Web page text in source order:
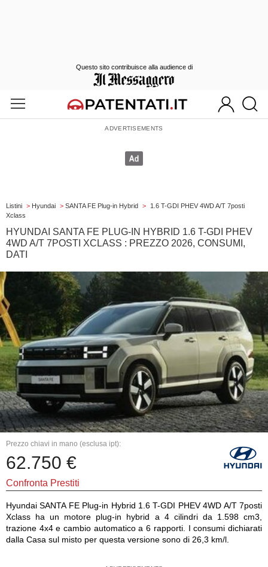
Listini > Hyundai > SANTA FE Plug-in Hybrid >
1.6 T-GDI PHEV 4WD A/T 7posti
Xclass
HYUNDAI SANTA FE PLUG-IN HYBRID 1.6 T-GDI PHEV
4WD A/T 7POSTI XCLASS : PREZZO 2026, CONSUMI,
DATI
Prezzo chiavi in mano (esclusa ipt):
62.750 €
Confronta Prestiti
Hyundai SANTA FE Plug-in Hybrid 1.6 T-GDI PHEV 4WD A/T 7posti
Xclass ha un motore plug-in hybrid a 4 cilindri da 1.598 cm3,
trazione 4x4 e cambio automatico a 6 rapporti. I consumi dichiarati
dalla Casa sul misto per questa versione sono di 26,3 km/l.
Questo sito contribuisce alla audience di